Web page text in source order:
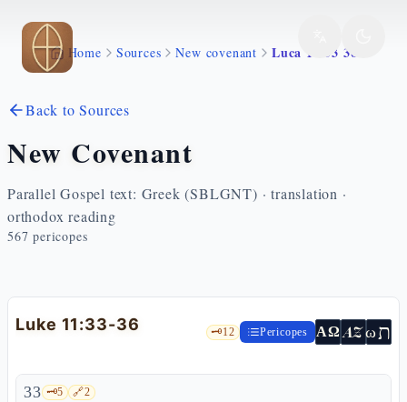
Skip to main content
Home Sources New covenant Luca 11 33 36
Back to Sources
New Covenant
Parallel Gospel text: Greek (SBLGNT) · translation ·
orthodox reading
567 pericopes
Luke 11:33-36 🗝️12 Pericopes ΑΩ AZωת
33 🗝️5 🔗2